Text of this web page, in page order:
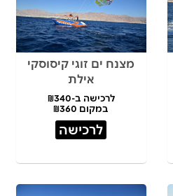
מצנח ים זוגי קיסוסקי
אילת
לרכישה ב-₪340
במקום ₪360
לרכישה